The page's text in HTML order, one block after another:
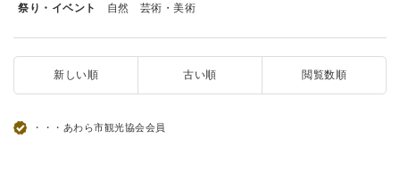
祭り・イベント
自然 芸術・美術
新しい順 古い順 閲覧数順
・・・あわら市観光協会会員